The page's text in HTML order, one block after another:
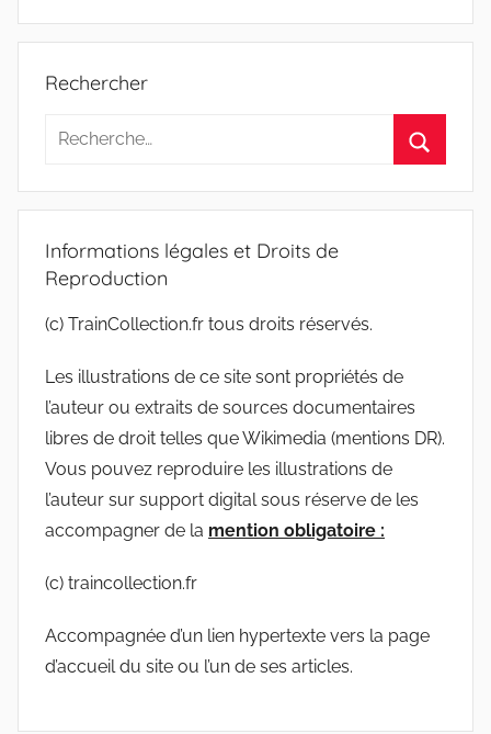
Rechercher
Recherche
:
Informations légales et Droits de
Reproduction
(c) TrainCollection.fr tous droits réservés.
Les illustrations de ce site sont propriétés de
l’auteur ou extraits de sources documentaires
libres de droit telles que Wikimedia (mentions DR).
Vous pouvez reproduire les illustrations de
l’auteur sur support digital sous réserve de les
accompagner de la mention obligatoire :
(c) traincollection.fr
Accompagnée d’un lien hypertexte vers la page
d’accueil du site ou l’un de ses articles.